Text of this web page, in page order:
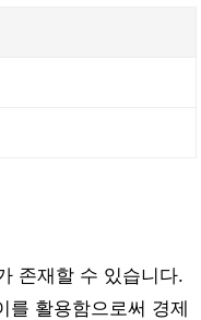
존재할 수 있습니다.
를 활용함으로써 경제